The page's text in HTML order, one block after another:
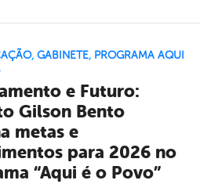
, GABINETE, PROGRAMA AQUI
e Futuro:
Gilson Bento
metas e
para 2026 no
“Aqui é o Povo”